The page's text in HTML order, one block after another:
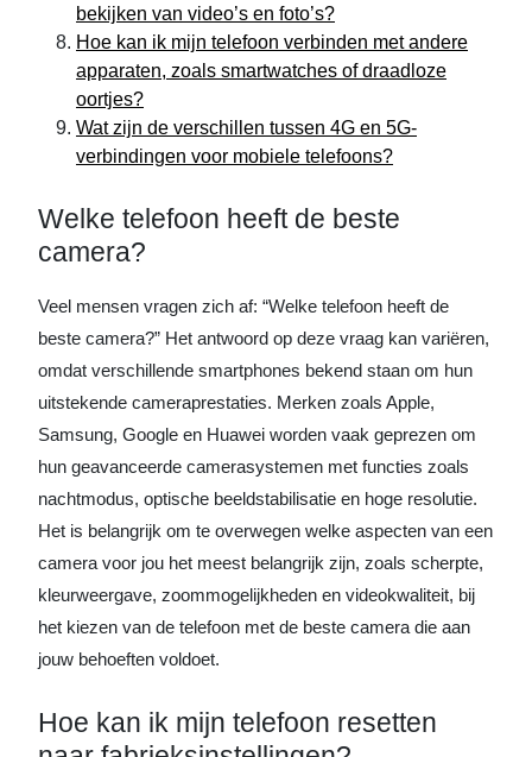
bekijken van video’s en foto’s?
Hoe kan ik mijn telefoon verbinden met andere
apparaten, zoals smartwatches of draadloze
oortjes?
Wat zijn de verschillen tussen 4G en 5G-
verbindingen voor mobiele telefoons?
Welke telefoon heeft de beste
camera?
Veel mensen vragen zich af: “Welke telefoon heeft de
beste camera?” Het antwoord op deze vraag kan variëren,
omdat verschillende smartphones bekend staan om hun
uitstekende cameraprestaties. Merken zoals Apple,
Samsung, Google en Huawei worden vaak geprezen om
hun geavanceerde camerasystemen met functies zoals
nachtmodus, optische beeldstabilisatie en hoge resolutie.
Het is belangrijk om te overwegen welke aspecten van een
camera voor jou het meest belangrijk zijn, zoals scherpte,
kleurweergave, zoommogelijkheden en videokwaliteit, bij
het kiezen van de telefoon met de beste camera die aan
jouw behoeften voldoet.
Hoe kan ik mijn telefoon resetten